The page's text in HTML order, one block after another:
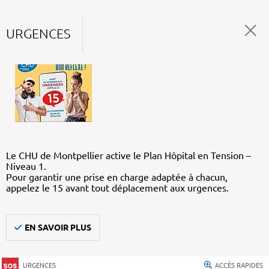
URGENCES
Le CHU de Montpellier active le Plan Hôpital en Tension –
Niveau 1.
Pour garantir une prise en charge adaptée à chacun,
appelez le 15 avant tout déplacement aux urgences.
EN SAVOIR PLUS
URGENCES ACCÈS RAPIDES